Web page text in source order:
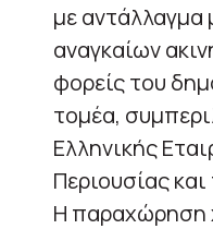
με αντάλλαγμα
αναγκαίων
φορείς του
τομέα,
Ελληνικής
Περιουσίας
Η παραχώρηση